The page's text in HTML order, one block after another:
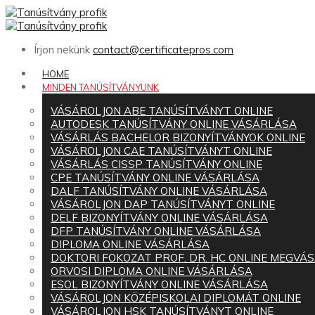
Írjon nekünk contact@certificatepros.com
HOME
MINDEN TANÚSÍTVÁNYUNK
VÁSÁROLJON ABE TANÚSÍTVÁNYT ONLINE
AUTODESK TANÚSÍTVÁNY ONLINE VÁSÁRLÁSA
VÁSÁRLÁS BACHELOR BIZONYÍTVÁNYOK ONLINE
VÁSÁROLJON CAE TANÚSÍTVÁNYT ONLINE
VÁSÁRLÁS CISSP TANÚSÍTVÁNY ONLINE
CPE TANÚSÍTVÁNY ONLINE VÁSÁRLÁSA
DALF TANÚSÍTVÁNY ONLINE VÁSÁRLÁSA
VÁSÁROLJON DAP TANÚSÍTVÁNYT ONLINE
DELF BIZONYÍTVÁNY ONLINE VÁSÁRLÁSA
DFP TANÚSÍTVÁNY ONLINE VÁSÁRLÁSA
DIPLOMA ONLINE VÁSÁRLÁSA
DOKTORI FOKOZAT PROF. DR. HC ONLINE
ORVOSI DIPLOMA ONLINE VÁSÁRLÁSA
ESOL BIZONYÍTVÁNY ONLINE VÁSÁRLÁSA
VÁSÁROLJON KÖZÉPISKOLAI DIPLOMÁT ONLINE
VÁSÁROLJON HSK TANÚSÍTVÁNYT ONLINE